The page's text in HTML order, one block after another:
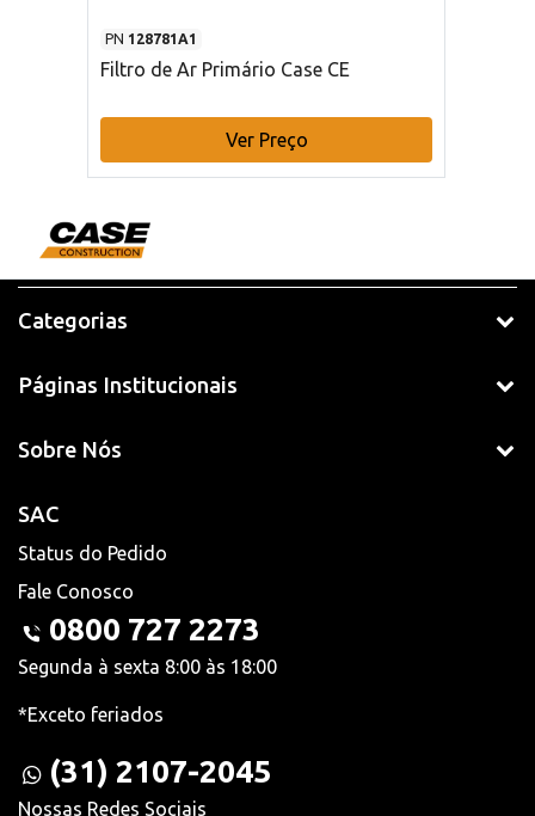
PN 128781A1
Filtro de Ar Primário Case CE
Ver Preço
Categorias
Páginas Institucionais
Sobre Nós
SAC
Status do Pedido
Fale Conosco
0800 727 2273
Segunda à sexta 8:00 às 18:00
*Exceto feriados
(31) 2107-2045
Nossas Redes Sociais